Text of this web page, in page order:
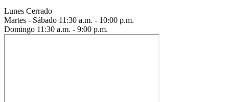
Lunes Cerrado
Martes - Sábado 11:30 a.m. - 10:00 p.m.
Domingo 11:30 a.m. - 9:00 p.m.